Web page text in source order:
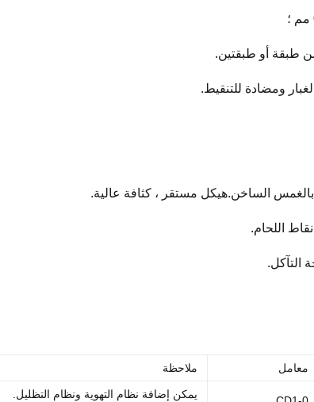
معامل ملاحظة
يمكن إضافة نظام التهوية ونظام التظليل.